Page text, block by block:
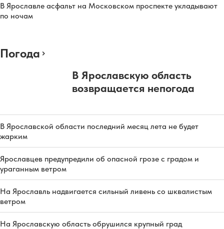
В Ярославле асфальт на Московском проспекте укладывают
по ночам
Погода
В Ярославскую область
возвращается непогода
В Ярославской области последний месяц лета не будет
жарким
Ярославцев предупредили об опасной грозе с градом и
ураганным ветром
На Ярославль надвигается сильный ливень со шквалистым
ветром
На Ярославскую область обрушился крупный град